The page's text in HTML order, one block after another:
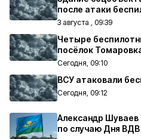
после атаки
3 августа , 09:39
Четыре
посёлок
Сегодня, 09:10
ВСУ атаковали
Сегодня, 09:12
Александр
по случаю Дня ВДВ